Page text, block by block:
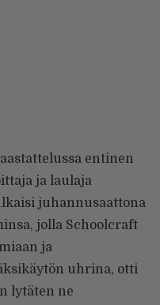
entinen
ja laulaja
juhannusaattona
jolla Schoolcraft
ja
uhrina, otti
lytäten ne